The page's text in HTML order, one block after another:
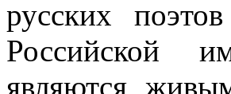
русских
Российской
являются